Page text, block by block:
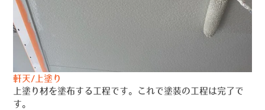
軒天/上塗り
上塗り材を塗布する工程です。これで塗装の工程は完了で
す。